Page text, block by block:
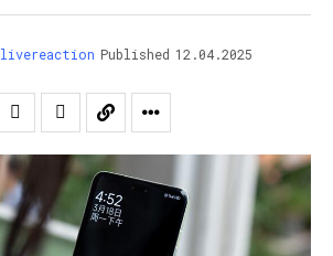
livereaction Published 12.04.2025